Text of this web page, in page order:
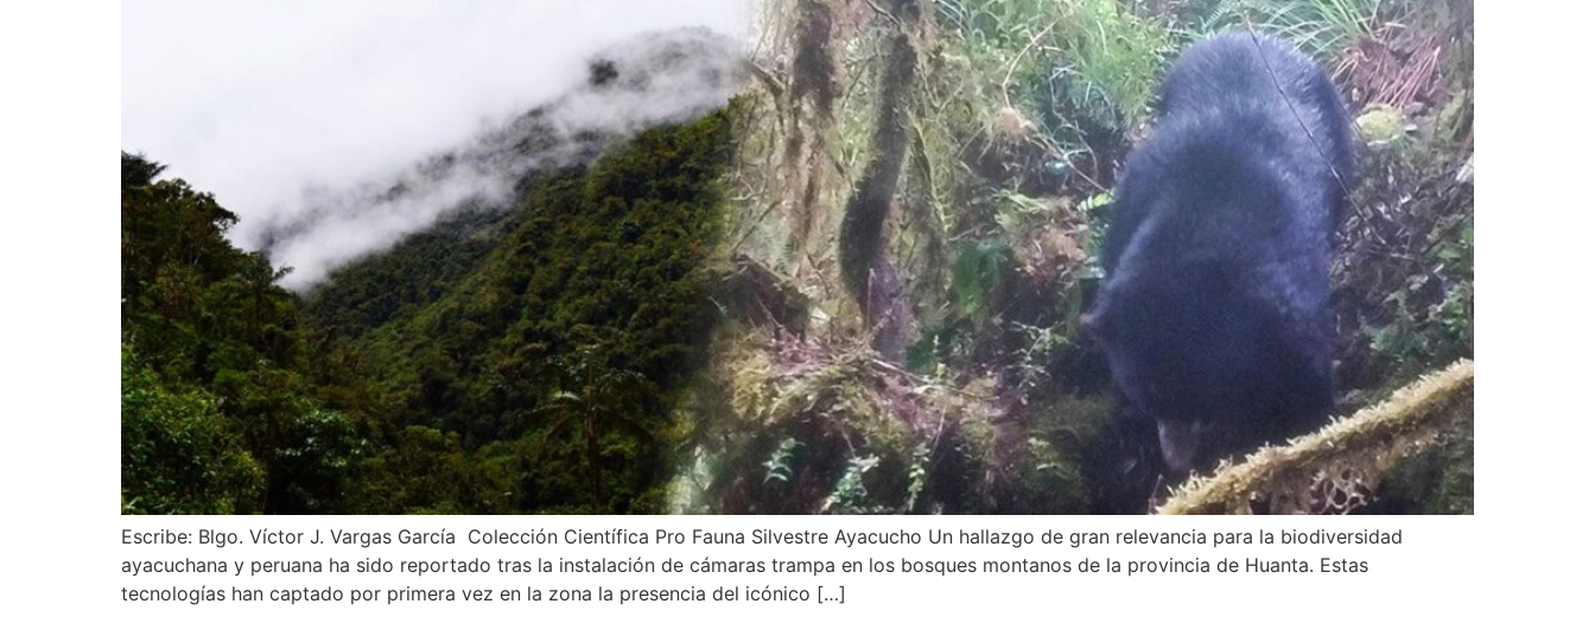
Escribe: Blgo. Víctor J. Vargas García Colección Científica Pro Fauna Silvestre Ayacucho Un hallazgo de gran relevancia para la biodiversidad
ayacuchana y peruana ha sido reportado tras la instalación de cámaras trampa en los bosques montanos de la provincia de Huanta. Estas
tecnologías han captado por primera vez en la zona la presencia del icónico […]